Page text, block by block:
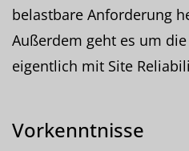
belastbare Anforderung
Außerdem geht es um
eigentlich mit Site
Vorkenntnisse